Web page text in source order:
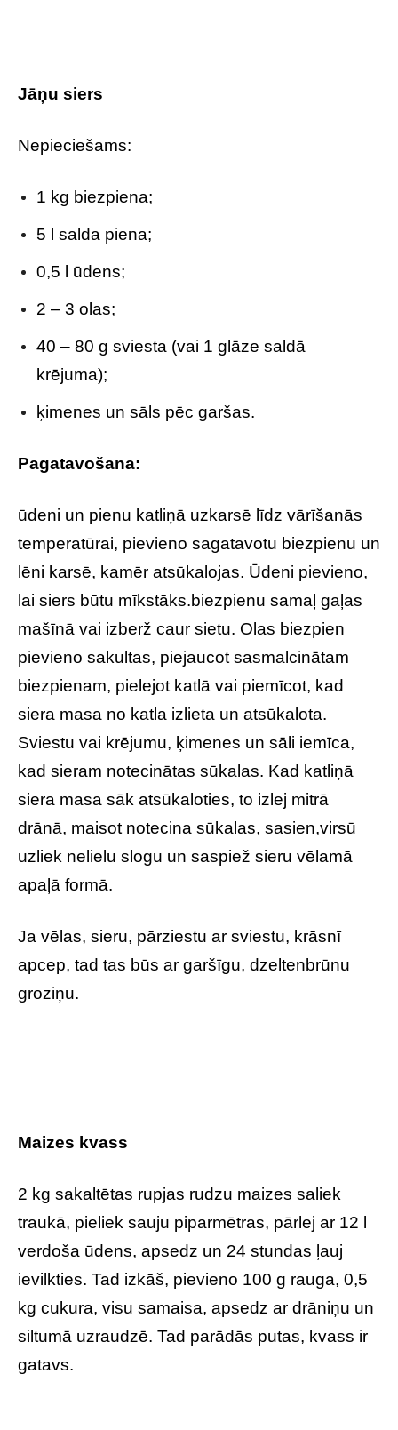
Jāņu siers
Nepieciešams:
1 kg biezpiena;
5 l salda piena;
0,5 l ūdens;
2 – 3 olas;
40 – 80 g sviesta (vai 1 glāze saldā
krējuma);
ķimenes un sāls pēc garšas.
Pagatavošana:
ūdeni un pienu katliņā uzkarsē līdz vārīšanās
temperatūrai, pievieno sagatavotu biezpienu un
lēni karsē, kamēr atsūkalojas. Ūdeni pievieno,
lai siers būtu mīkstāks.biezpienu samaļ gaļas
mašīnā vai izberž caur sietu. Olas biezpien
pievieno sakultas, piejaucot sasmalcinātam
biezpienam, pielejot katlā vai piemīcot, kad
siera masa no katla izlieta un atsūkalota.
Sviestu vai krējumu, ķimenes un sāli iemīca,
kad sieram notecinātas sūkalas. Kad katliņā
siera masa sāk atsūkaloties, to izlej mitrā
drānā, maisot notecina sūkalas, sasien,virsū
uzliek nelielu slogu un saspiež sieru vēlamā
apaļā formā.
Ja vēlas, sieru, pārziestu ar sviestu, krāsnī
apcep, tad tas būs ar garšīgu, dzeltenbrūnu
groziņu.
Maizes kvass
2 kg sakaltētas rupjas rudzu maizes saliek
traukā, pieliek sauju piparmētras, pārlej ar 12 l
verdoša ūdens, apsedz un 24 stundas ļauj
ievilkties. Tad izkāš, pievieno 100 g rauga, 0,5
kg cukura, visu samaisa, apsedz ar drāniņu un
siltumā uzraudzē. Tad parādās putas, kvass ir
gatavs.